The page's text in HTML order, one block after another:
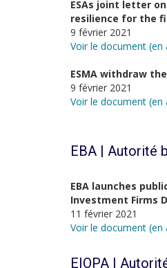
ESAs joint letter
resilience for the
9 février 2021
Voir le document (en
ESMA withdraw
9 février 2021
Voir le document (en
EBA | Autorité
EBA launches
Investment Firms
11 février 2021
Voir le document (en
EIOPA |